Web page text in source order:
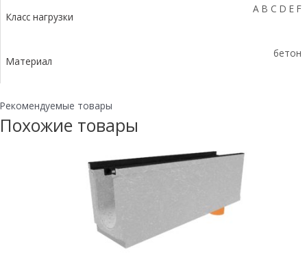
Класс нагрузки
A B C D E F
Материал
бетон
Рекомендуемые товары
Похожие товары